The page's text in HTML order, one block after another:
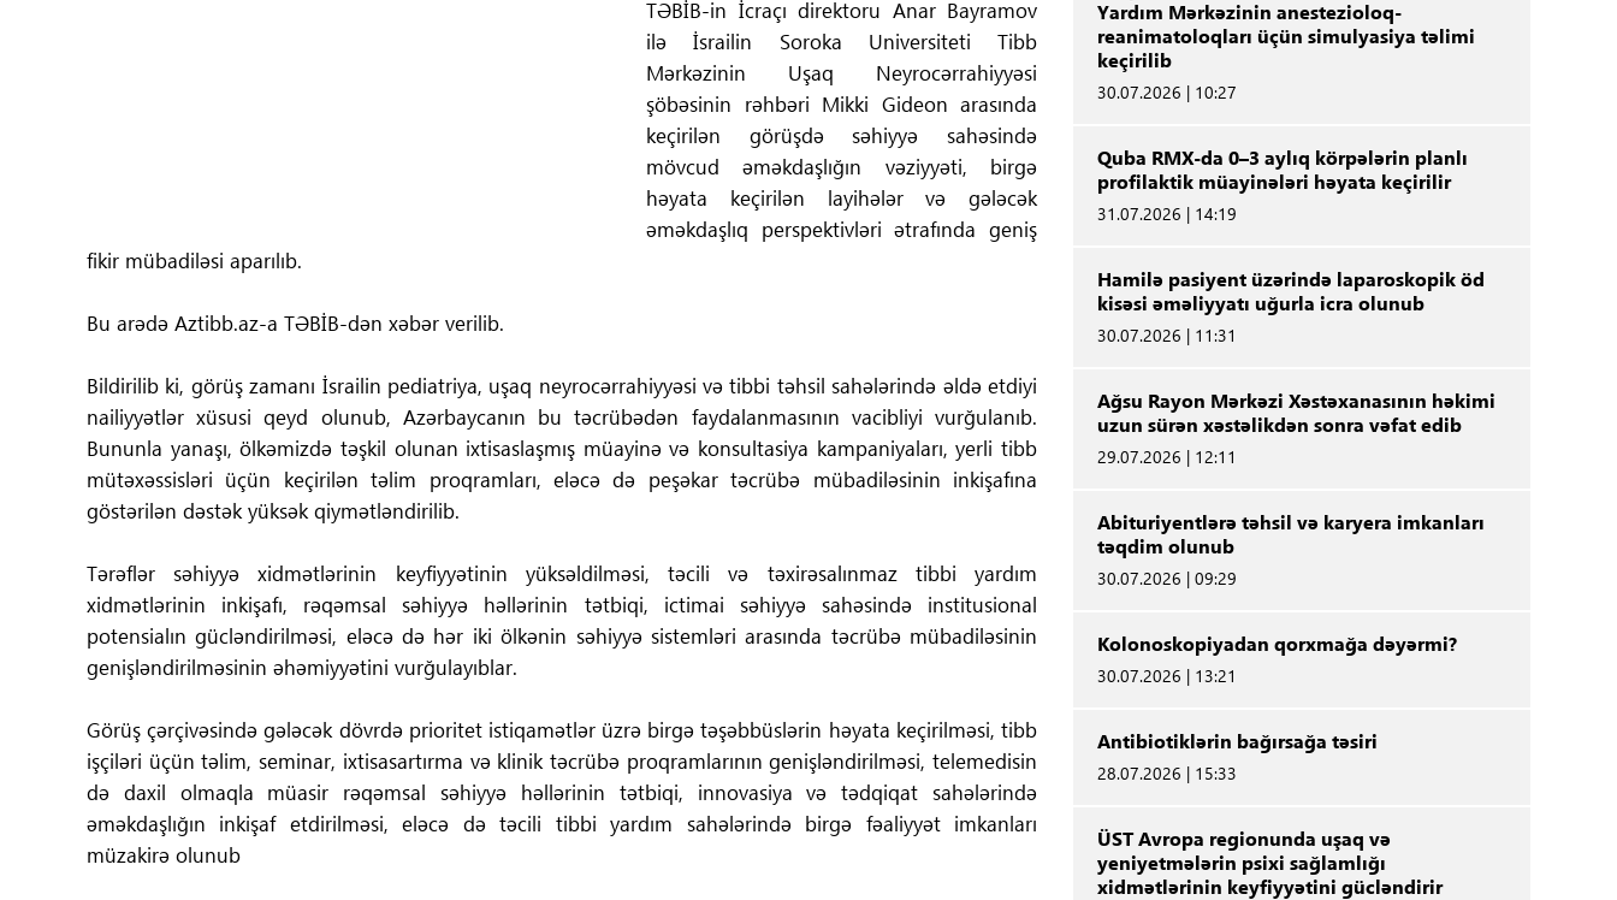
TƏBİB-in İcraçı direktoru Anar Bayramov
ilə İsrailin Soroka Universiteti Tibb
Mərkəzinin Uşaq Neyrocərrahiyyəsi
şöbəsinin rəhbəri Mikki Gideon arasında
keçirilən görüşdə səhiyyə sahəsində
mövcud əməkdaşlığın vəziyyəti, birgə
həyata keçirilən layihələr və gələcək
əməkdaşlıq perspektivləri ətrafında geniş
fikir mübadiləsi aparılıb.
Bu arədə Aztibb.az-a TƏBİB-dən xəbər verilib.
Bildirilib ki, görüş zamanı İsrailin pediatriya, uşaq neyrocərrahiyyəsi və tibbi təhsil sahələrində əldə etdiyi
nailiyyətlər xüsusi qeyd olunub, Azərbaycanın bu təcrübədən faydalanmasının vacibliyi vurğulanıb.
Bununla yanaşı, ölkəmizdə təşkil olunan ixtisaslaşmış müayinə və konsultasiya kampaniyaları, yerli tibb
mütəxəssisləri üçün keçirilən təlim proqramları, eləcə də peşəkar təcrübə mübadiləsinin inkişafına
göstərilən dəstək yüksək qiymətləndirilib.
Tərəflər səhiyyə xidmətlərinin keyfiyyətinin yüksəldilməsi, təcili və təxirəsalınmaz tibbi yardım
xidmətlərinin inkişafı, rəqəmsal səhiyyə həllərinin tətbiqi, ictimai səhiyyə sahəsində institusional
potensialın gücləndirilməsi, eləcə də hər iki ölkənin səhiyyə sistemləri arasında təcrübə mübadiləsinin
genişləndirilməsinin əhəmiyyətini vurğulayıblar.
Görüş çərçivəsində gələcək dövrdə prioritet istiqamətlər üzrə birgə təşəbbüslərin həyata keçirilməsi, tibb
işçiləri üçün təlim, seminar, ixtisasartırma və klinik təcrübə proqramlarının genişləndirilməsi, telemedisin
də daxil olmaqla müasir rəqəmsal səhiyyə həllərinin tətbiqi, innovasiya və tədqiqat sahələrində
əməkdaşlığın inkişaf etdirilməsi, eləcə də təcili tibbi yardım sahələrində birgə fəaliyyət imkanları
müzakirə olunub
Yardım Mərkəzinin anestezioloq-
reanimatoloqları üçün simulyasiya təlimi
keçirilib
30.07.2026 | 10:27
Quba RMX-da 0–3 aylıq körpələrin planlı
profilaktik müayinələri həyata keçirilir
31.07.2026 | 14:19
Hamilə pasiyent üzərində laparoskopik öd
kisəsi əməliyyatı uğurla icra olunub
30.07.2026 | 11:31
Ağsu Rayon Mərkəzi Xəstəxanasının həkimi
uzun sürən xəstəlikdən sonra vəfat edib
29.07.2026 | 12:11
Abituriyentlərə təhsil və karyera imkanları
təqdim olunub
30.07.2026 | 09:29
Kolonoskopiyadan qorxmağa dəyərmi?
30.07.2026 | 13:21
Antibiotiklərin bağırsağa təsiri
28.07.2026 | 15:33
ÜST Avropa regionunda uşaq və
yeniyetmələrin psixi sağlamlığı
xidmətlərinin keyfiyyətini gücləndirir
COVID-19